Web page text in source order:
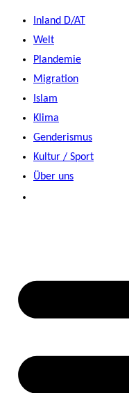
Zum
Inhalt
springen
Inland D/AT
Welt
Plandemie
Migration
Islam
Klima
Genderismus
Kultur / Sport
Über uns